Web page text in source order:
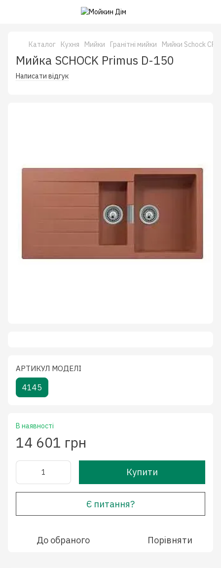
Каталог Кухня Мийки Гранітні мийки Мийки Schock
Мийка SCHOCK Primus D-150
Написати відгук
АРТИКУЛ МОДЕЛІ
4145
В наявності
14 601 грн
Купити
Є питання?
До обраного Порівняти